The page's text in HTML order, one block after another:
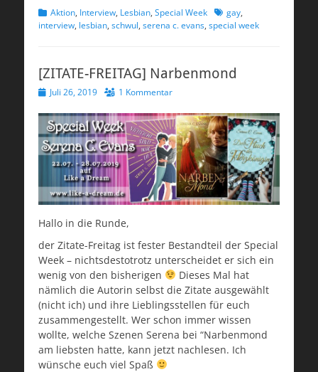
Kategorien
Aktion, Interview, Lesbian, Special Week Schlagworte
gay,
interview, lesbian, schwul, serena c. evans, special week
[ZITATE-FREITAG] Narbenmond
Veröffentlicht
Juli 26, 2019 1 Kommentar
Hallo in die Runde,
der Zitate-Freitag ist fester Bestandteil der Special
Week – nichtsdestotrotz unterscheidet er sich ein
wenig von den bisherigen
Dieses Mal hat
nämlich die Autorin selbst die Zitate ausgewählt
(nicht ich) und ihre Lieblingsstellen für euch
zusammengestellt. Wer schon immer wissen
wollte, welche Szenen Serena bei “Narbenmond
am liebsten hatte, kann jetzt nachlesen. Ich
wünsche euch viel Spaß